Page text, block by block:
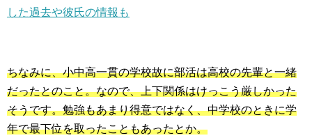
した過去や彼氏の情報も
ちなみに、小中高一貫の学校故に部活は高校の先輩と一緒
だったとのこと。なので、上下関係はけっこう厳しかった
そうです。勉強もあまり得意ではなく、中学校のときに学
年で最下位を取ったこともあったとか。